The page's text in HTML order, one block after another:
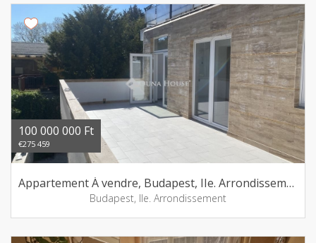
100 000 000 Ft
€275 459
Appartement Á vendre, Budapest, IIe. Arrondissement
Budapest, IIe. Arrondissement